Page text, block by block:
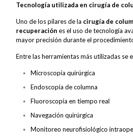
Tecnología utilizada en cirugía de
Uno de los pilares de la cirugía de
recuperación es el uso de tecnología
mayor precisión durante el
Entre las herramientas más utilizadas se
Microscopía quirúrgica
Endoscopía de columna
Fluoroscopía en tiempo real
Navegación quirúrgica
Monitoreo neurofisiológico